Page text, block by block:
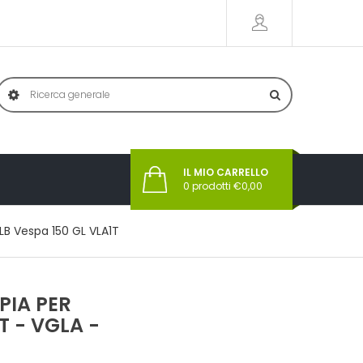
IL MIO CARRELLO
0 prodotti €0,00
Vespa 150 GL VLA1T
PER
- VGLA -